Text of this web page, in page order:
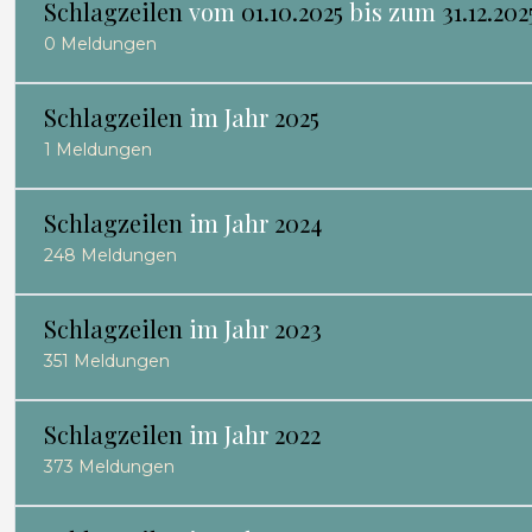
Schlagzeilen vom 01.10.2025 bis zum
0 Meldungen
Schlagzeilen im Jahr 2025
1 Meldungen
Schlagzeilen im Jahr 2024
248 Meldungen
Schlagzeilen im Jahr 2023
351 Meldungen
Schlagzeilen im Jahr 2022
373 Meldungen